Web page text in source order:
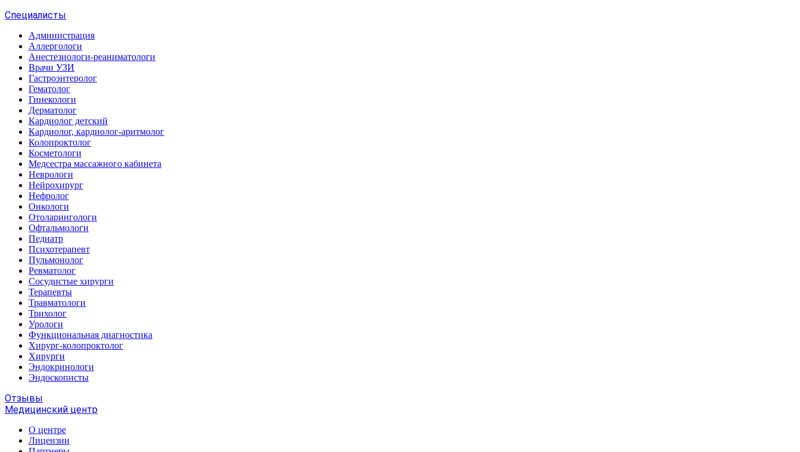
Специалисты
Администрация
Аллергологи
Анестезиологи-реаниматологи
Врачи УЗИ
Гастроэнтеролог
Гематолог
Гинекологи
Дерматолог
Кардиолог детский
Кардиолог, кардиолог-аритмолог
Колопроктолог
Косметологи
Медсестра массажного кабинета
Неврологи
Нейрохирург
Нефролог
Онкологи
Отоларингологи
Офтальмологи
Педиатр
Психотерапевт
Пульмонолог
Ревматолог
Сосудистые хирурги
Терапевты
Травматологи
Трихолог
Урологи
Функциональная диагностика
Хирург-колопроктолог
Хирурги
Эндокринологи
Эндоскописты
Отзывы
Медицинский центр
О центре
Лицензии